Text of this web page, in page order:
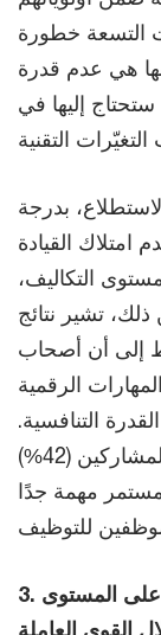
التسعة خطورة
هي عدم قدرة
إليها في
بدرجة
امتلاك القيادة
التكاليف،
تشير نتائج
إلى أن أصحاب
الرقمية
التنافسية.
فعلى سبيل المثال، يعتقد حوالي نصف المشاركين (42%)
مهمة جدًا
3. خلق المرونة والقدرة على الصمود على المستوى
القوى العاملة